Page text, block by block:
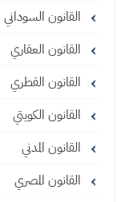
القانون السوداني
القانون العقاري
القانون القطري
القانون الكويتي
القانون المدني
القانون المصري